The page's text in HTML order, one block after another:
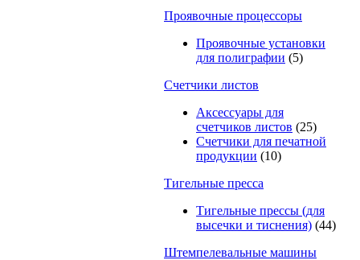
Проявочные процессоры
Проявочные установки
для полиграфии (5)
Счетчики листов
Аксессуары для
счетчиков листов (25)
Счетчики для печатной
продукции (10)
Тигельные пресса
Тигельные прессы (для
высечки и тиснения) (44)
Штемпелевальные машины